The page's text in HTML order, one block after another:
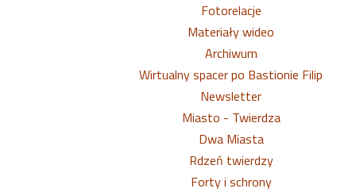
Fotorelacje
Materiały wideo
Archiwum
Wirtualny spacer po Bastionie Filip
Newsletter
Miasto - Twierdza
Dwa Miasta
Rdzeń twierdzy
Forty i schrony